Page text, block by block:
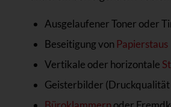
Ausgelaufener Toner oder
Beseitigung von Papierstaus
Vertikale oder horizontale
Geisterbilder